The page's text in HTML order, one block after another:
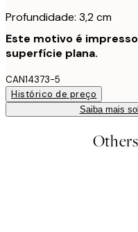
Profundidade: 3,2 cm
Este motivo é
superfície plana.
CAN14373-5
Histórico de preço
Saiba mais